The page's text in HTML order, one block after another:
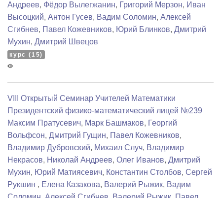
Андреев, Фёдор Вылегжанин, Григорий Мерзон, Иван
Высоцкий, Антон Гусев, Вадим Соломин, Алексей
Сгибнев, Павел Кожевников, Юрий Блинков, Дмитрий
Мухин, Дмитрий Швецов
курс (15)
VIII Открытый Семинар Учителей Математики
Президентский физико-математический лицей №239
Максим Пратусевич, Марк Башмаков, Георгий
Вольфсон, Дмитрий Гущин, Павел Кожевников,
Владимир Дубровский, Михаил Случ, Владимир
Некрасов, Николай Андреев, Олег Иванов, Дмитрий
Мухин, Юрий Матиясевич, Константин Столбов, Сергей
Рукшин , Елена Казакова, Валерий Рыжик, Вадим